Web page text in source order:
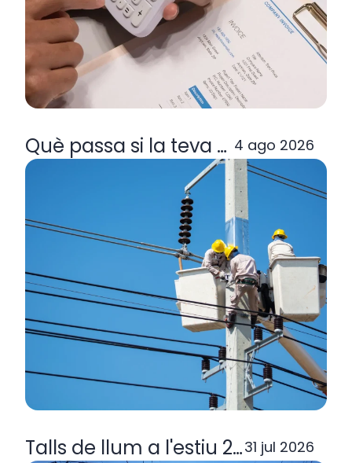
Què passa si la teva 4 ago 2026
Talls de llum a l'estiu 2026: per
31 jul 2026